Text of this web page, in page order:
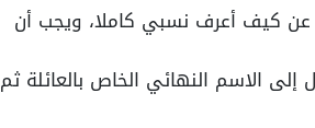
كيف أعرف نسبي كاملا، ويجب أن
الاسم النهائي الخاص بالعائلة ثم